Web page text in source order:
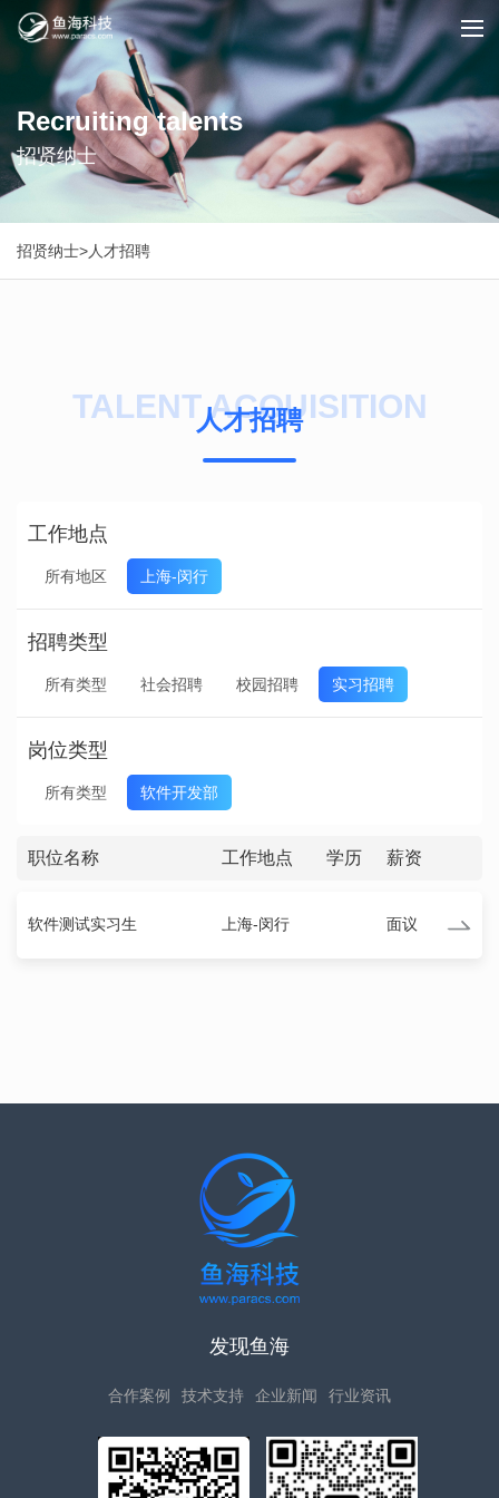
Recruiting talents
招贤纳士
招贤纳士>人才招聘
TALENT ACQUISITION
人才招聘
工作地点
所有地区 上海-闵行
招聘类型
所有类型 社会招聘 校园招聘 实习招聘
岗位类型
所有类型 软件开发部
职位名称 工作地点 学历 薪资
软件测试实习生 上海-闵行 面议
发现鱼海
合作案例 技术支持 企业新闻 行业资讯